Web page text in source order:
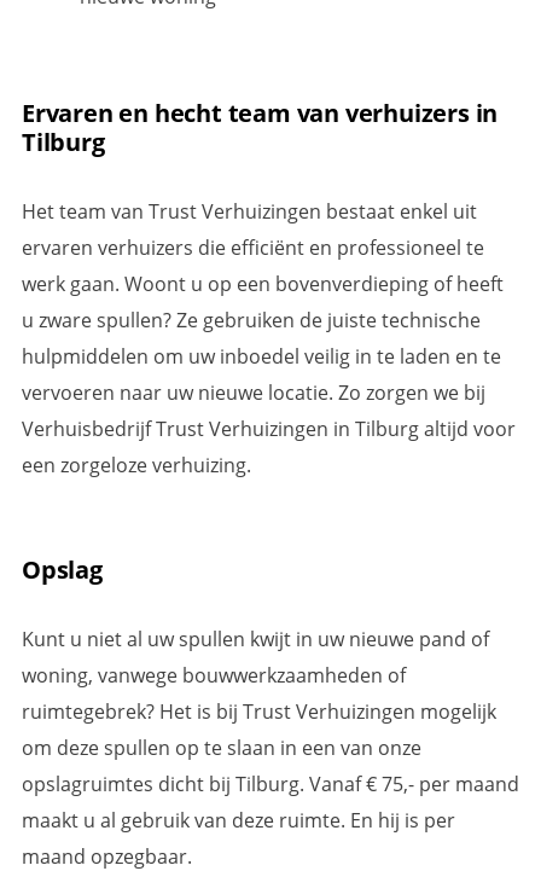
Ervaren en hecht team van verhuizers in
Tilburg
Het team van Trust Verhuizingen bestaat enkel uit
ervaren verhuizers die efficiënt en professioneel te
werk gaan. Woont u op een bovenverdieping of heeft
u zware spullen? Ze gebruiken de juiste technische
hulpmiddelen om uw inboedel veilig in te laden en te
vervoeren naar uw nieuwe locatie. Zo zorgen we bij
Verhuisbedrijf Trust Verhuizingen in Tilburg altijd voor
een zorgeloze verhuizing.
Opslag
Kunt u niet al uw spullen kwijt in uw nieuwe pand of
woning, vanwege bouwwerkzaamheden of
ruimtegebrek? Het is bij Trust Verhuizingen mogelijk
om deze spullen op te slaan in een van onze
opslagruimtes dicht bij Tilburg. Vanaf € 75,- per maand
maakt u al gebruik van deze ruimte. En hij is per
maand opzegbaar.